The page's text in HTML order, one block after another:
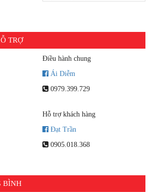
TRỢ
Điều hành chung
Ái Diễm
0979.399.729
Hỗ trợ khách hàng
Đạt Trần
0905.018.368
BÌNH